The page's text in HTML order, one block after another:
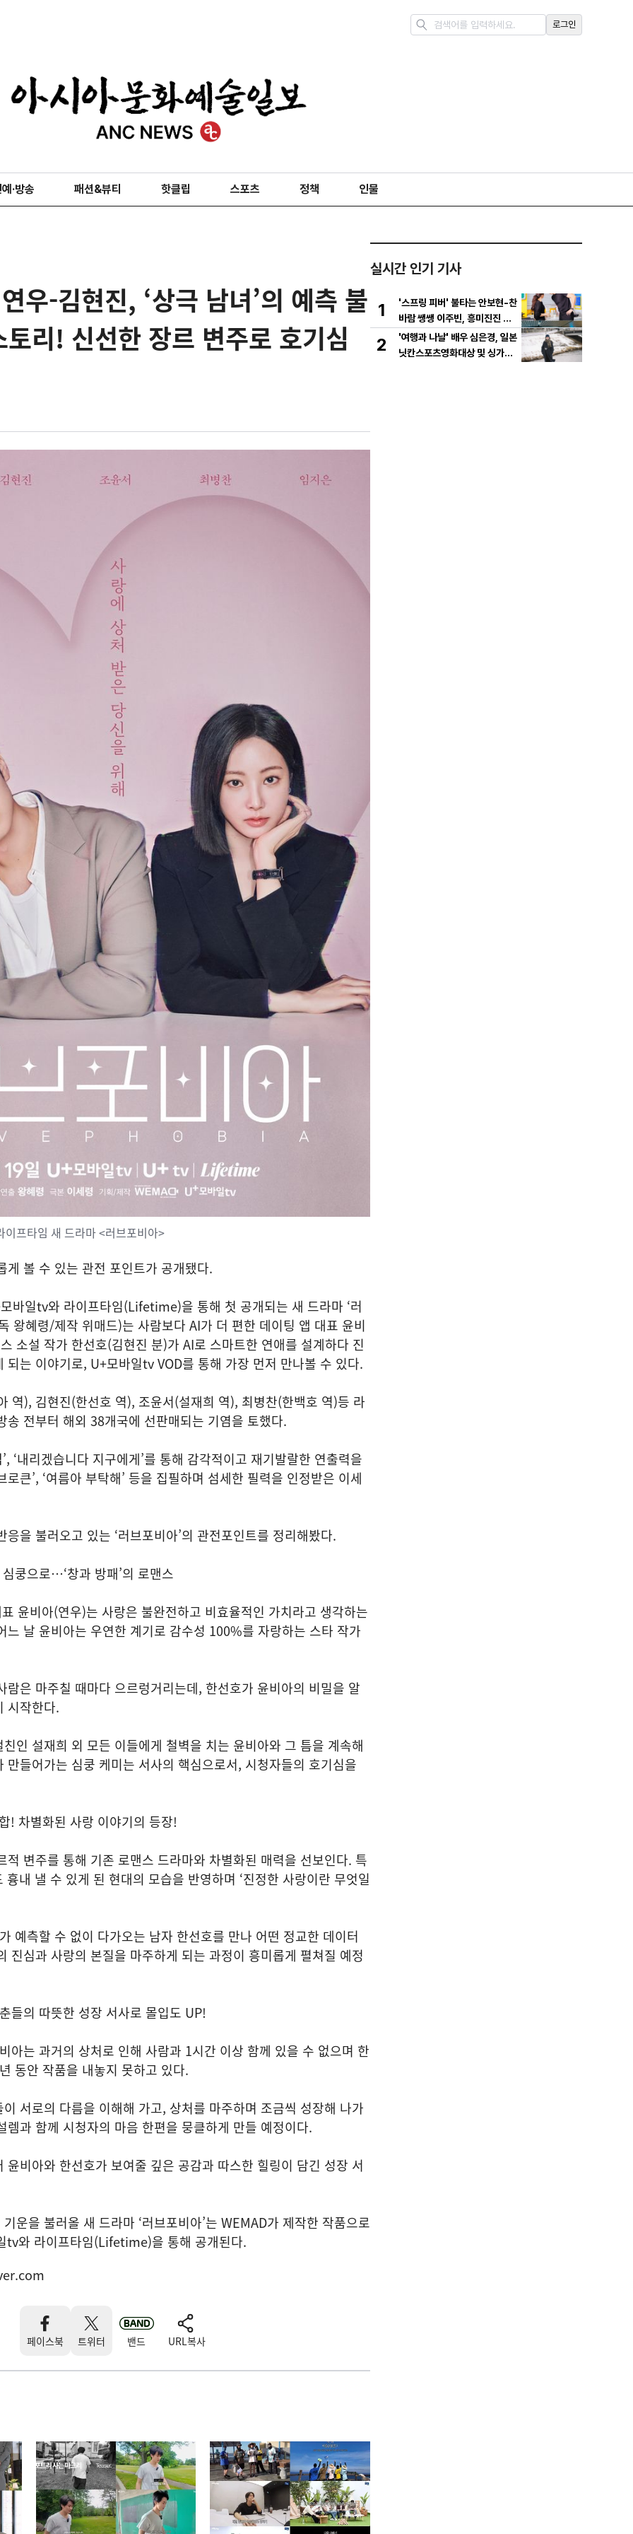
로그인
·방송 패션&뷰티 핫클립 스포츠 정책 인물
우-김현진, ‘상극 남녀’의 예측 불
리! 신선한 장르 변주로 호기심
프타임 새 드라마 <러브포비아>
게 볼 수 있는 관전 포인트가 공개됐다.
바일tv와 라이프타임(Lifetime)을 통해 첫 공개되는 새 드라마 ‘러
왕혜령/제작 위매드)는 사람보다 AI가 더 편한 데이팅 앱 대표 윤비
소설 작가 한선호(김현진 분)가 AI로 스마트한 연애를 설계하다 진
되는 이야기로, U+모바일tv VOD를 통해 가장 먼저 만나볼 수 있다.
역), 김현진(한선호 역), 조윤서(설재희 역), 최병찬(한백호 역)등 라
송 전부터 해외 38개국에 선판매되는 기염을 토했다.
‘내리겠습니다 지구에게’를 통해 감각적이고 재기발랄한 연출력을
로큰’, ‘여름아 부탁해’ 등을 집필하며 섬세한 필력을 인정받은 이세
을 불러오고 있는 ‘러브포비아’의 관전포인트를 정리해봤다.
쿵으로…‘창과 방패’의 로맨스
윤비아(연우)는 사랑은 불완전하고 비효율적인 가치라고 생각하는
느 날 윤비아는 우연한 계기로 감수성 100%를 자랑하는 스타 작가
람은 마주칠 때마다 으르렁거리는데, 한선호가 윤비아의 비밀을 알
시작한다.
인 설재희 외 모든 이들에게 철벽을 치는 윤비아와 그 틈을 계속해
만들어가는 심쿵 케미는 서사의 핵심으로서, 시청자들의 호기심을
! 차별화된 사랑 이야기의 등장!
적 변주를 통해 기존 로맨스 드라마와 차별화된 매력을 선보인다. 특
내 낼 수 있게 된 현대의 모습을 반영하며 ‘진정한 사랑이란 무엇일
예측할 수 없이 다가오는 남자 한선호를 만나 어떤 정교한 데이터
진심과 사랑의 본질을 마주하게 되는 과정이 흥미롭게 펼쳐질 예정
들의 따뜻한 성장 서사로 몰입도 UP!
아는 과거의 상처로 인해 사람과 1시간 이상 함께 있을 수 없으며 한
동안 작품을 내놓지 못하고 있다.
서로의 다름을 이해해 가고, 상처를 마주하며 조금씩 성장해 나가
렘과 함께 시청자의 마음 한편을 뭉클하게 만들 예정이다.
윤비아와 한선호가 보여줄 깊은 공감과 따스한 힐링이 담긴 성장 서
운을 불러올 새 드라마 ‘러브포비아’는 WEMAD가 제작한 작품으로
tv와 라이프타임(Lifetime)을 통해 공개된다.
페이스북 트위터 밴드 URL복사
실시간 인기 기사
1
'스프링 피버' 불타는 안보현-찬
바람 쌩쌩 이주빈, 흥미진진 투
샷 스틸 공개!
2
'여행과 나날' 배우 심은경, 일본
닛칸스포츠영화대상 및 싱가포